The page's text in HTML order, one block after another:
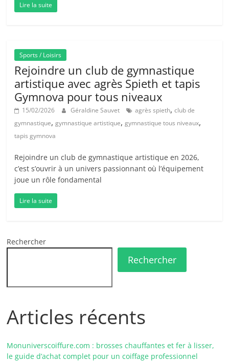
Lire la suite
Sports / Loisirs
Rejoindre un club de gymnastique
artistique avec agrès Spieth et tapis
Gymnova pour tous niveaux
15/02/2026 Géraldine Sauvet agrès spieth,club de
gymnastique,gymnastique artistique,gymnastique tous niveaux,
tapis gymnova
Rejoindre un club de gymnastique artistique en 2026,
c’est s’ouvrir à un univers passionnant où l’équipement
joue un rôle fondamental
Lire la suite
Rechercher
Rechercher
Articles récents
Monuniverscoiffure.com : brosses chauffantes et fer à lisser,
le guide d’achat complet pour un coiffage professionnel